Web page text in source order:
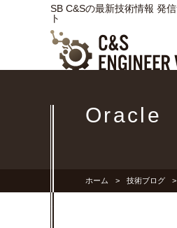
SB C&Sの最新技術情報 発
ト
Oracle
ホーム 技術ブログ